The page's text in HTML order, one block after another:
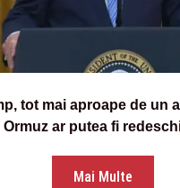
tot mai aproape de un
ar putea fi
Mai Multe